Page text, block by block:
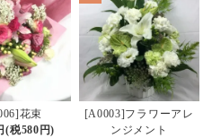
花束
(税580円)
[A0003]フラワーアレ
ンジメント